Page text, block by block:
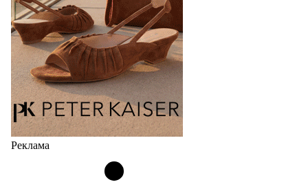
Но в модели Miu Miu Bubble присутствует еще и…
05.08.2026 4003
Реклама